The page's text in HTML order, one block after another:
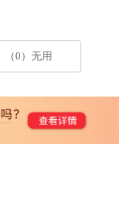
（0）无用